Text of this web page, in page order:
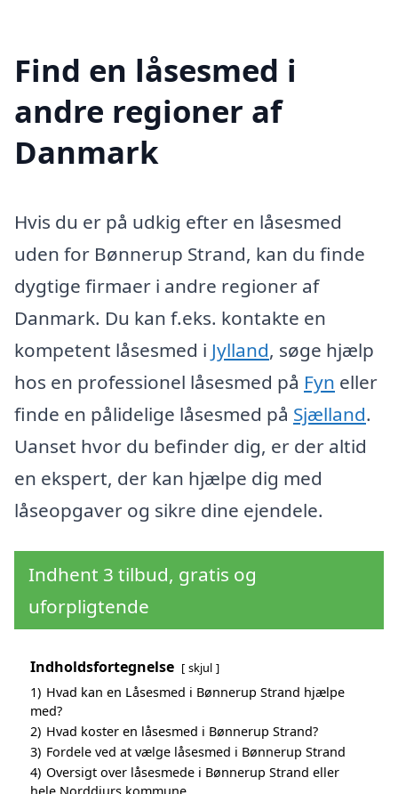
Find en låsesmed i
andre regioner af
Danmark
Hvis du er på udkig efter en låsesmed
uden for Bønnerup Strand, kan du finde
dygtige firmaer i andre regioner af
Danmark. Du kan f.eks. kontakte en
kompetent låsesmed i Jylland, søge hjælp
hos en professionel låsesmed på Fyn eller
finde en pålidelige låsesmed på Sjælland.
Uanset hvor du befinder dig, er der altid
en ekspert, der kan hjælpe dig med
låseopgaver og sikre dine ejendele.
Indhent 3 tilbud, gratis og
uforpligtende
Indholdsfortegnelse skjul
1) Hvad kan en Låsesmed i Bønnerup Strand hjælpe
med?
2) Hvad koster en låsesmed i Bønnerup Strand?
3) Fordele ved at vælge låsesmed i Bønnerup Strand
4) Oversigt over låsesmede i Bønnerup Strand eller